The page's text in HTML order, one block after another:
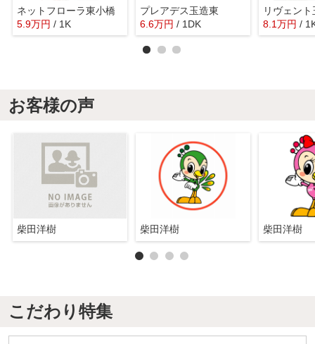
ネットフローラ東小橋
5.9万円 / 1K
プレアデス玉造東
6.6万円 / 1DK
リヴェント
8.1万円 /
お客様の声
柴田洋樹 柴田洋樹 柴田洋樹
こだわり特集